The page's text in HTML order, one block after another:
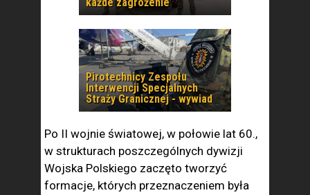
Pirotechnicy Zespołu
Interwencji Specjalnych
Straży Granicznej - wywiad
Po II wojnie światowej, w połowie lat 60.,
w strukturach poszczególnych dywizji
Wojska Polskiego zaczęto tworzyć
formacje, których przeznaczeniem była